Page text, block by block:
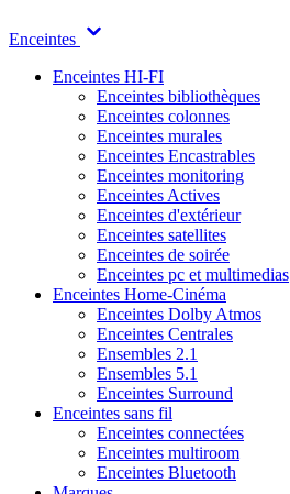
Enceintes
Enceintes HI-FI
Enceintes bibliothèques
Enceintes colonnes
Enceintes murales
Enceintes Encastrables
Enceintes monitoring
Enceintes Actives
Enceintes d'extérieur
Enceintes satellites
Enceintes de soirée
Enceintes pc et multimedias
Enceintes Home-Cinéma
Enceintes Dolby Atmos
Enceintes Centrales
Ensembles 2.1
Ensembles 5.1
Enceintes Surround
Enceintes sans fil
Enceintes connectées
Enceintes multiroom
Enceintes Bluetooth